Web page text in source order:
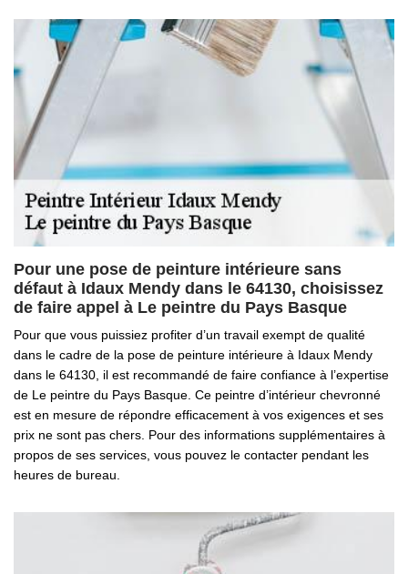
Pour une pose de peinture intérieure sans
défaut à Idaux Mendy dans le 64130, choisissez
de faire appel à Le peintre du Pays Basque
Pour que vous puissiez profiter d’un travail exempt de qualité
dans le cadre de la pose de peinture intérieure à Idaux Mendy
dans le 64130, il est recommandé de faire confiance à l’expertise
de Le peintre du Pays Basque. Ce peintre d’intérieur chevronné
est en mesure de répondre efficacement à vos exigences et ses
prix ne sont pas chers. Pour des informations supplémentaires à
propos de ses services, vous pouvez le contacter pendant les
heures de bureau.